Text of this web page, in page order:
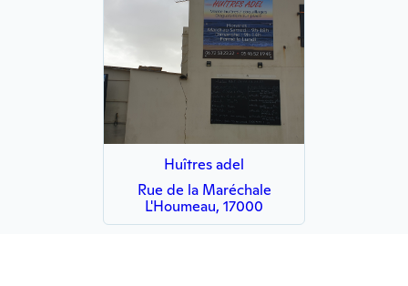
Huîtres adel
Rue de la Maréchale
L'Houmeau, 17000